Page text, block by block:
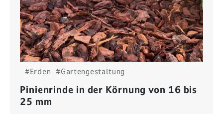
#Erden #Gartengestaltung
Pinienrinde in der Körnung von 16 bis
25 mm